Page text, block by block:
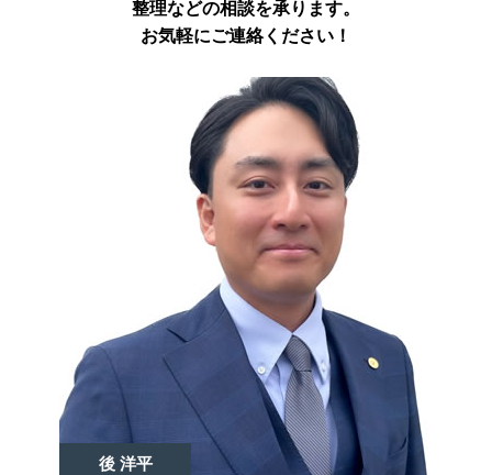
整理などの相談を承ります。
お気軽にご連絡ください！
後 洋平